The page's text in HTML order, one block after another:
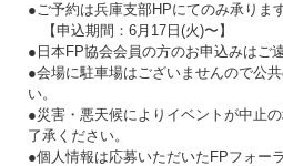
●ご予約は兵庫支部HPにてのみ承ります
【申込期間：6月17日(火)〜】
●日本FP協会会員の方のお申込みはご
●会場に駐車場はございませんので公
い。
●災害・悪天候によりイベントが中止
了承ください。
●個人情報は応募いただいたFPフォー